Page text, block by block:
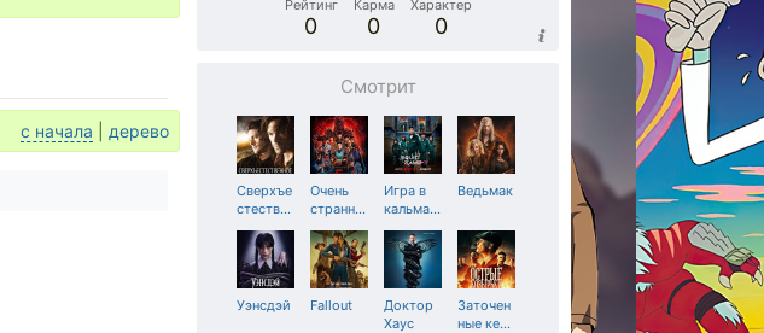
с начала дерево
Рейтинг
0
Карма
0
Характер
0
Смотрит
Сверхъе
стеств…
Очень
странн…
Игра в
кальма…
Ведьмак
Уэнсдэй Fallout
Доктор
Хаус
Заточен
ные ке…